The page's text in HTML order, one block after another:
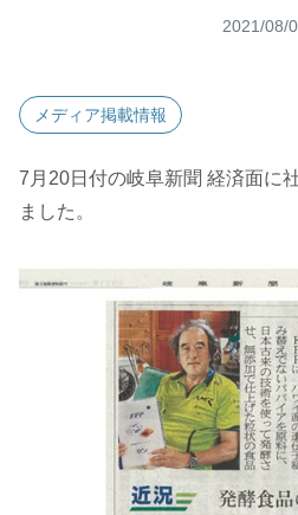
2021/08/
メディア掲載情報
7 月 20日付の岐阜新聞 経済面に
ました。